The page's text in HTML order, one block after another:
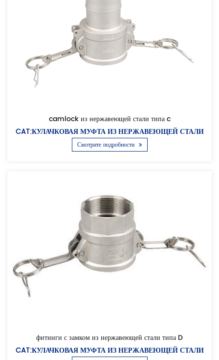
camlock из нержавеющей стали типа c
CAT:КУЛАЧКОВАЯ МУФТА ИЗ НЕРЖАВЕЮЩЕЙ СТАЛИ
Смотрите подробности
фитинги с замком из нержавеющей стали типа D
CAT:КУЛАЧКОВАЯ МУФТА ИЗ НЕРЖАВЕЮЩЕЙ СТАЛИ